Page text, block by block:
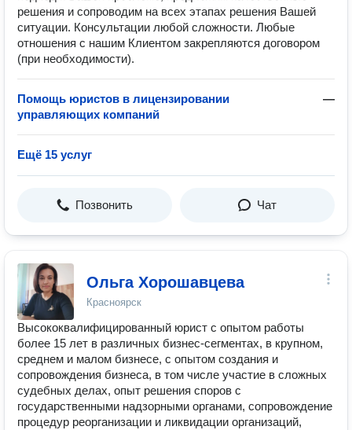
решения и сопроводим на всех этапах решения Вашей
ситуации. Консультации любой сложности. Любые
отношения с нашим Клиентом закрепляются договором
(при необходимости).
Помощь юристов в лицензировании
управляющих компаний
—
Ещё 15 услуг
Позвонить Чат
Ольга Хорошавцева
Красноярск
Высококвалифицированный юрист с опытом работы
более 15 лет в различных бизнес-сегментах, в крупном,
среднем и малом бизнесе, с опытом создания и
сопровождения бизнеса, в том числе участие в сложных
судебных делах, опыт решения споров с
государственными надзорными органами, сопровождение
процедур реорганизации и ликвидации организаций,